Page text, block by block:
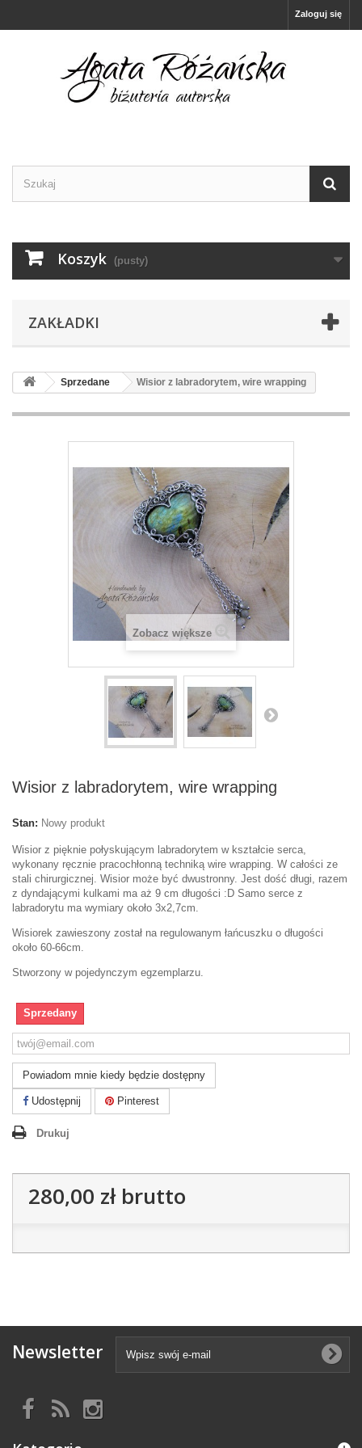
Zaloguj się
Koszyk (pusty)
ZAKŁADKI
Sprzedane Wisior z labradorytem, wire wrapping
Zobacz większe
Wisior z labradorytem, wire wrapping
Stan: Nowy produkt
Wisior z pięknie połyskującym labradorytem w kształcie serca,
wykonany ręcznie pracochłonną techniką wire wrapping. W całości ze
stali chirurgicznej. Wisior może być dwustronny. Jest dość długi, razem
z dyndającymi kulkami ma aż 9 cm długości :D Samo serce z
labradorytu ma wymiary około 3x2,7cm.
Wisiorek zawieszony został na regulowanym łańcuszku o długości
około 60-66cm.
Stworzony w pojedynczym egzemplarzu.
Sprzedany
Powiadom mnie kiedy będzie dostępny
Udostępnij Pinterest
Drukuj
280,00 złbrutto
Newsletter